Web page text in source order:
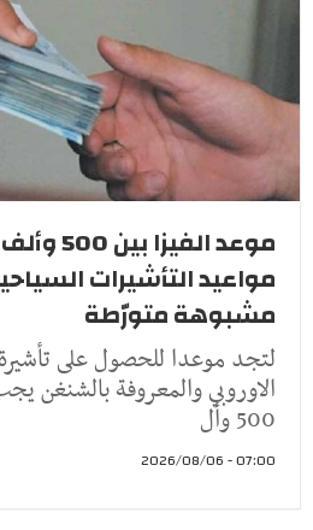
موعد
مواعيد التأشيرات
مشبوهة متورّطة
لتجد موعدا للحصول على
الاوروبي والمعروفة بالشنغن
500 وأل
07:00 - 2026/08/06